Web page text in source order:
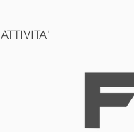
ATTIVITA'